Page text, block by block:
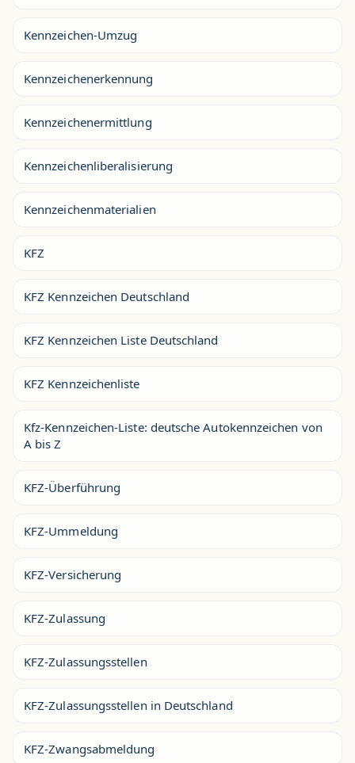
Kennzeichen-Umzug
Kennzeichenerkennung
Kennzeichenermittlung
Kennzeichenliberalisierung
Kennzeichenmaterialien
KFZ
KFZ Kennzeichen Deutschland
KFZ Kennzeichen Liste Deutschland
KFZ Kennzeichenliste
Kfz-Kennzeichen-Liste: deutsche Autokennzeichen von
A bis Z
KFZ-Überführung
KFZ-Ummeldung
KFZ-Versicherung
KFZ-Zulassung
KFZ-Zulassungsstellen
KFZ-Zulassungsstellen in Deutschland
KFZ-Zwangsabmeldung